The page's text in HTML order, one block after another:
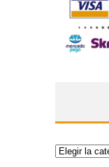
Categorías